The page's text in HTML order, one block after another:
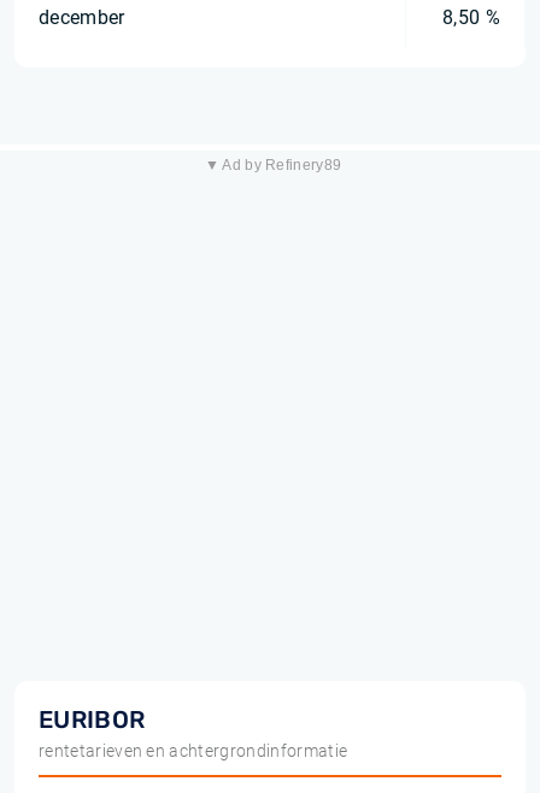
december 8,50 %
▼ Ad by Refinery89
EURIBOR
rentetarieven en achtergrondinformatie